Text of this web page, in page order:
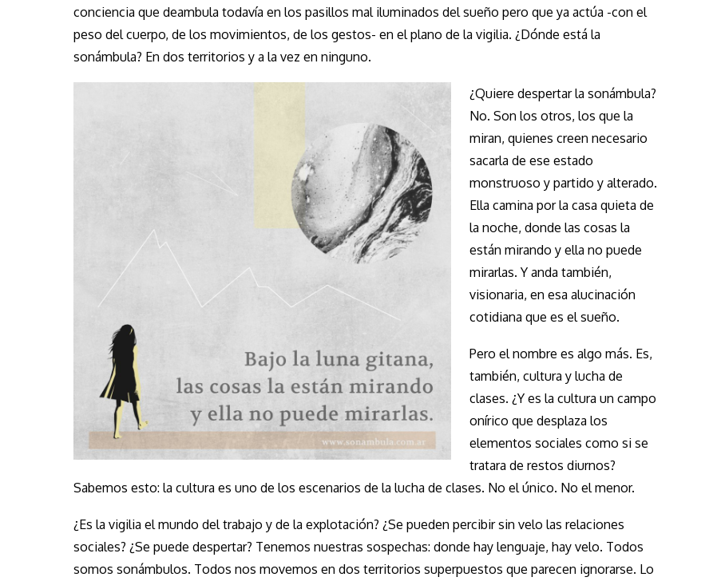
conciencia que deambula todavía en los pasillos mal iluminados del sueño pero que ya actúa -con el
peso del cuerpo, de los movimientos, de los gestos- en el plano de la vigilia. ¿Dónde está la
sonámbula? En dos territorios y a la vez en ninguno.
¿Quiere despertar la sonámbula?
No. Son los otros, los que la
miran, quienes creen necesario
sacarla de ese estado
monstruoso y partido y alterado.
Ella camina por la casa quieta de
la noche, donde las cosas la
están mirando y ella no puede
mirarlas. Y anda también,
visionaria, en esa alucinación
cotidiana que es el sueño.
Pero el nombre es algo más. Es,
también, cultura y lucha de
clases. ¿Y es la cultura un campo
onírico que desplaza los
elementos sociales como si se
tratara de restos diurnos?
Sabemos esto: la cultura es uno de los escenarios de la lucha de clases. No el único. No el menor.
¿Es la vigilia el mundo del trabajo y de la explotación? ¿Se pueden percibir sin velo las relaciones
sociales? ¿Se puede despertar? Tenemos nuestras sospechas: donde hay lenguaje, hay velo. Todos
somos sonámbulos. Todos nos movemos en dos territorios superpuestos que parecen ignorarse. Lo